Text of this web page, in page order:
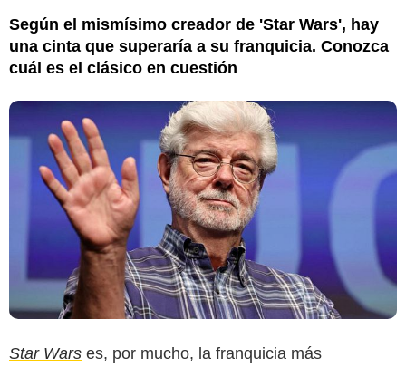
Según el mismísimo creador de 'Star Wars', hay
una cinta que superaría a su franquicia. Conozca
cuál es el clásico en cuestión
Star Wars es, por mucho, la franquicia más